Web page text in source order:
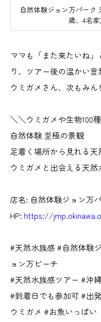
自然体験ジョン万パーク
歳、4名
ママも「また来たいね
り、ツアー後の温かい言
ウミガメさん、次もみ
＼＼ウミガメや生物100
自然体験 至極の景観
足着く場所から見れる
ウミガメと出会える天然
店名: 自然体験ジョン万
HP: https://
#天然水族感 #自然体験
ョン万ビーチ
#天然水族感ツアー #沖
#到着日でも参加可 #出
ウミガメ #お魚いっぱい